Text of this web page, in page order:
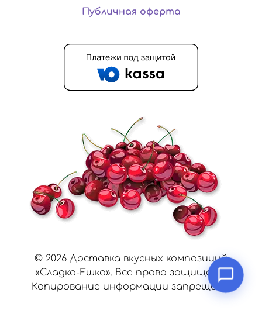
Публичная оферта
© 2026 Доставка вкусных композиций
«Сладко-Ешка». Все права защищены.
Копирование информации запрещено.